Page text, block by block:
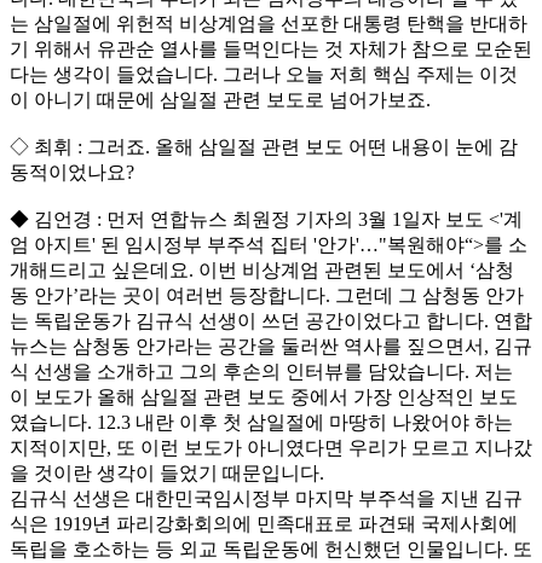
는 삼일절에 위헌적 비상계엄을 선포한 대통령 탄핵을 반대하
기 위해서 유관순 열사를 들먹인다는 것 자체가 참으로 모순된
다는 생각이 들었습니다. 그러나 오늘 저희 핵심 주제는 이것
이 아니기 때문에 삼일절 관련 보도로 넘어가보죠.
◇ 최휘 : 그러죠. 올해 삼일절 관련 보도 어떤 내용이 눈에 감
동적이었나요?
◆ 김언경 : 먼저 연합뉴스 최원정 기자의 3월 1일자 보도 <'계
엄 아지트' 된 임시정부 부주석 집터 '안가'…"복원해야“>를 소
개해드리고 싶은데요. 이번 비상계엄 관련된 보도에서 ‘삼청
동 안가’라는 곳이 여러번 등장합니다. 그런데 그 삼청동 안가
는 독립운동가 김규식 선생이 쓰던 공간이었다고 합니다. 연합
뉴스는 삼청동 안가라는 공간을 둘러싼 역사를 짚으면서, 김규
식 선생을 소개하고 그의 후손의 인터뷰를 담았습니다. 저는
이 보도가 올해 삼일절 관련 보도 중에서 가장 인상적인 보도
였습니다. 12.3 내란 이후 첫 삼일절에 마땅히 나왔어야 하는
지적이지만, 또 이런 보도가 아니였다면 우리가 모르고 지나갔
을 것이란 생각이 들었기 때문입니다.
김규식 선생은 대한민국임시정부 마지막 부주석을 지낸 김규
식은 1919년 파리강화회의에 민족대표로 파견돼 국제사회에
독립을 호소하는 등 외교 독립운동에 헌신했던 인물입니다. 또